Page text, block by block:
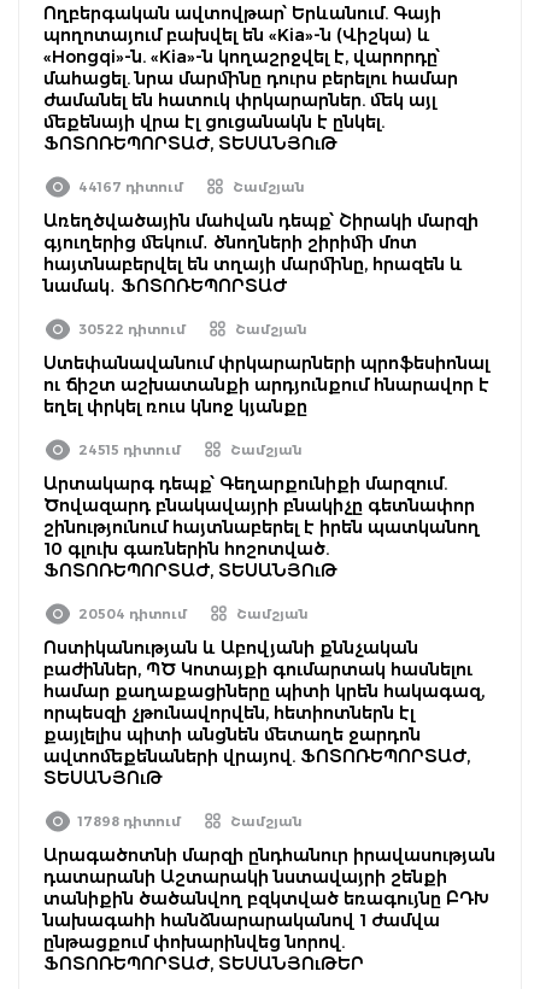
Ողբերգական ավտովթար՝ Երևանում. Գայի
պողոտայում բախվել են «Kia»-ն (Վիշկա) և
«Hongqi»-ն. «Kia»-ն կողաշրջվել է, վարորդը՝
մահացել. նրա մարմինը դուրս բերելու համար
ժամանել են հատուկ փրկարարներ. մեկ այլ
մեքենայի վրա էլ ցուցանակն է ընկել.
ՖՈՏՈՌԵՊՈՐՏԱԺ, ՏԵՍԱՆՅՈւԹ
44167 դիտում Շամշյան
Առեղծվածային մահվան դեպք՝ Շիրակի մարզի
գյուղերից մեկում․ ծնողների շիրիմի մոտ
հայտնաբերվել են տղայի մարմինը, հրազեն և
նամակ․ ՖՈՏՈՌԵՊՈՐՏԱԺ
30522 դիտում Շամշյան
Ստեփանավանում փրկարարների պրոֆեսիոնալ
ու ճիշտ աշխատանքի արդյունքում հնարավոր է
եղել փրկել ռուս կնոջ կյանքը
24515 դիտում Շամշյան
Արտակարգ դեպք՝ Գեղարքունիքի մարզում.
Ծովազարդ բնակավայրի բնակիչը գետնափոր
շինությունում հայտնաբերել է իրեն պատկանող
10 գլուխ գառներին հոշոտված.
ՖՈՏՈՌԵՊՈՐՏԱԺ, ՏԵՍԱՆՅՈւԹ
20504 դիտում Շամշյան
Ոստիկանության և Աբովյանի քննչական
բաժիններ, ՊԾ Կոտայքի գումարտակ հասնելու
համար քաղաքացիները պիտի կրեն հակագազ,
որպեսզի չթունավորվեն, հետիոտներն էլ
քայլելիս պիտի անցնեն մետաղե ջարդոն
ավտոմեքենաների վրայով. ՖՈՏՈՌԵՊՈՐՏԱԺ,
ՏԵՍԱՆՅՈւԹ
17898 դիտում Շամշյան
Արագածոտնի մարզի ընդհանուր իրավասության
դատարանի Աշտարակի նստավայրի շենքի
տանիքին ծածանվող բզկտված եռագույնը ԲԴԽ
նախագահի հանձնարարականով 1 ժամվա
ընթացքում փոխարինվեց նորով.
ՖՈՏՈՌԵՊՈՐՏԱԺ, ՏԵՍԱՆՅՈւԹԵՐ